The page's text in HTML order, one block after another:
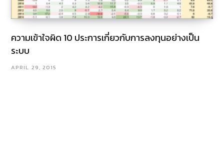
ความเข้าใจผิด 10 ประการเกี่ยวกับการลงทุนอย่างเป็น
ระบบ
APRIL 29, 2015